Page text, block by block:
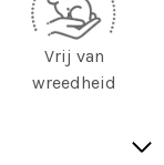
Vrij van
wreedheid